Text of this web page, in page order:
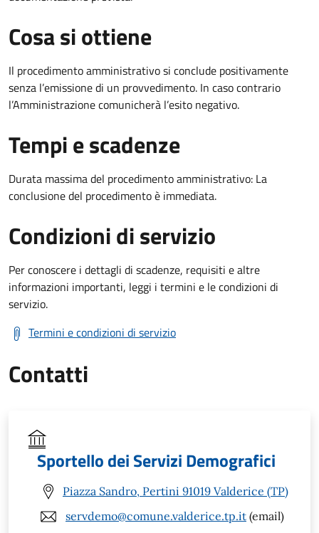
Cosa si ottiene
Il procedimento amministrativo si conclude positivamente
senza l’emissione di un provvedimento. In caso contrario
l’Amministrazione comunicherà l’esito negativo.
Tempi e scadenze
Durata massima del procedimento amministrativo: La
conclusione del procedimento è immediata.
Condizioni di servizio
Per conoscere i dettagli di scadenze, requisiti e altre
informazioni importanti, leggi i termini e le condizioni di
servizio.
Termini e condizioni di servizio
Contatti
Sportello dei Servizi Demografici
Piazza Sandro, Pertini 91019 Valderice (TP)
servdemo@comune.valderice.tp.it (email)